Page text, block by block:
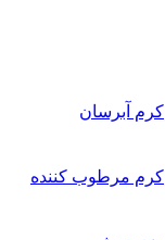
کرم آبرسان
کرم مرطوب کننده